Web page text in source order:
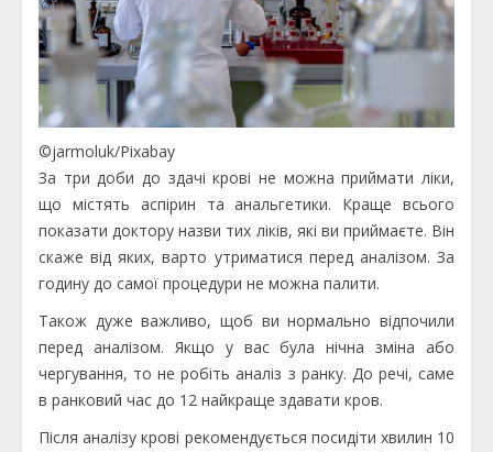
©jarmoluk/Pixabay
За три доби до здачі крові не можна приймати ліки,
що містять аспірин та анальгетики. Краще всього
показати доктору назви тих ліків, які ви приймаєте. Він
скаже від яких, варто утриматися перед аналізом. За
годину до самої процедури не можна палити.
Також дуже важливо, щоб ви нормально відпочили
перед аналізом. Якщо у вас була нічна зміна або
чергування, то не робіть аналіз з ранку. До речі, саме
в ранковий час до 12 найкраще здавати кров.
Після аналізу крові рекомендується посидіти хвилин 10